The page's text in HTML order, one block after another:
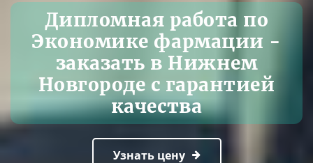
Дипломная работа по
Экономике фармации -
заказать в Нижнем
Новгороде с гарантией
качества
Узнать цену